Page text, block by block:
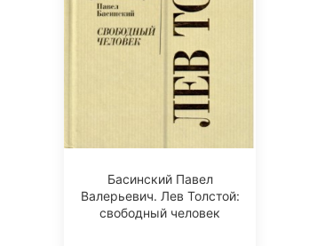
Басинский Павел
Валерьевич. Лев Толстой:
свободный человек